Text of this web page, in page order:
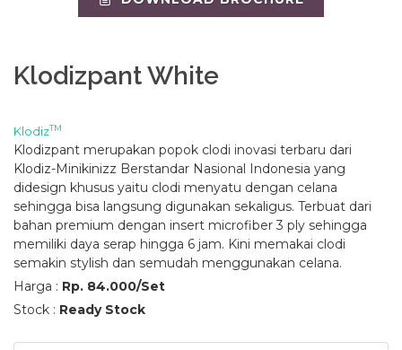
Klodizpant White
KlodizTM
Klodizpant merupakan popok clodi inovasi terbaru dari
Klodiz-Minikinizz Berstandar Nasional Indonesia yang
didesign khusus yaitu clodi menyatu dengan celana
sehingga bisa langsung digunakan sekaligus. Terbuat dari
bahan premium dengan insert microfiber 3 ply sehingga
memiliki daya serap hingga 6 jam. Kini memakai clodi
semakin stylish dan semudah menggunakan celana.
Harga : Rp. 84.000/Set
Stock : Ready Stock